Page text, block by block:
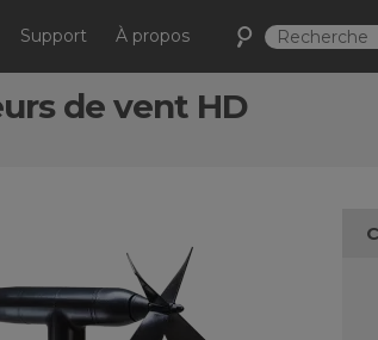
Support À propos
de vent HD